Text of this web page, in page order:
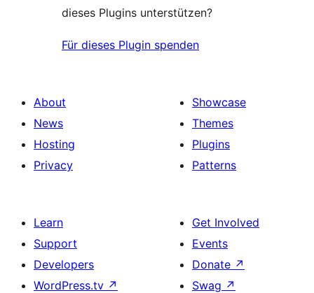
dieses Plugins unterstützen?
Für dieses Plugin spenden
About
News
Hosting
Privacy
Showcase
Themes
Plugins
Patterns
Learn
Support
Developers
WordPress.tv ↗
Get Involved
Events
Donate ↗
Swag ↗